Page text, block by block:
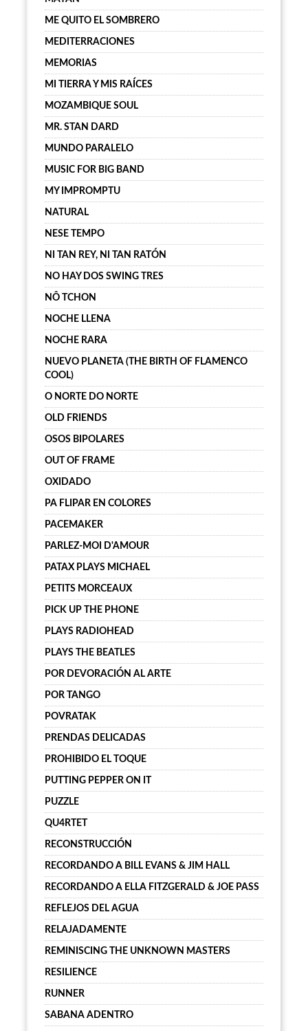
ME QUITO EL SOMBRERO
MEDITERRACIONES
MEMORIAS
MI TIERRA Y MIS RAÍCES
MOZAMBIQUE SOUL
MR. STAN DARD
MUNDO PARALELO
MUSIC FOR BIG BAND
MY IMPROMPTU
NATURAL
NESE TEMPO
NI TAN REY, NI TAN RATÓN
NO HAY DOS SWING TRES
NÔ TCHON
NOCHE LLENA
NOCHE RARA
NUEVO PLANETA (THE BIRTH OF FLAMENCO
COOL)
O NORTE DO NORTE
OLD FRIENDS
OSOS BIPOLARES
OUT OF FRAME
OXIDADO
PA FLIPAR EN COLORES
PACEMAKER
PARLEZ-MOI D'AMOUR
PATAX PLAYS MICHAEL
PETITS MORCEAUX
PICK UP THE PHONE
PLAYS RADIOHEAD
PLAYS THE BEATLES
POR DEVORACIÓN AL ARTE
POR TANGO
POVRATAK
PRENDAS DELICADAS
PROHIBIDO EL TOQUE
PUTTING PEPPER ON IT
PUZZLE
QU4RTET
RECONSTRUCCIÓN
RECORDANDO A BILL EVANS & JIM HALL
RECORDANDO A ELLA FITZGERALD & JOE PASS
REFLEJOS DEL AGUA
RELAJADAMENTE
REMINISCING THE UNKNOWN MASTERS
RESILIENCE
RUNNER
SABANA ADENTRO